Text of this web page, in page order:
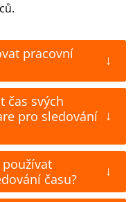
pracovní
↓
čas svých
pro sledování ↓
času?
↓